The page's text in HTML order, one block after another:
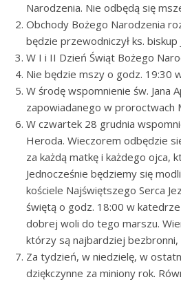
Narodzenia. Nie odbędą się
Obchody Bożego Narodzenia
będzie przewodniczył ks.
W I i II Dzień Świąt Bożego
Nie będzie mszy o godz. 19:30
W środę wspomnienie św. Jana
zapowiadanego w proroctwach
W czwartek 28 grudnia
Heroda. Wieczorem odbędzie
za każdą matkę i każdego ojca,
Jednocześnie będziemy się
kościele Najświętszego Serca
świętą o godz. 18:00 w
dobrej woli do tego marszu.
którzy są najbardziej
Za tydzień, w niedzielę, w
dziękczynne za miniony rok.